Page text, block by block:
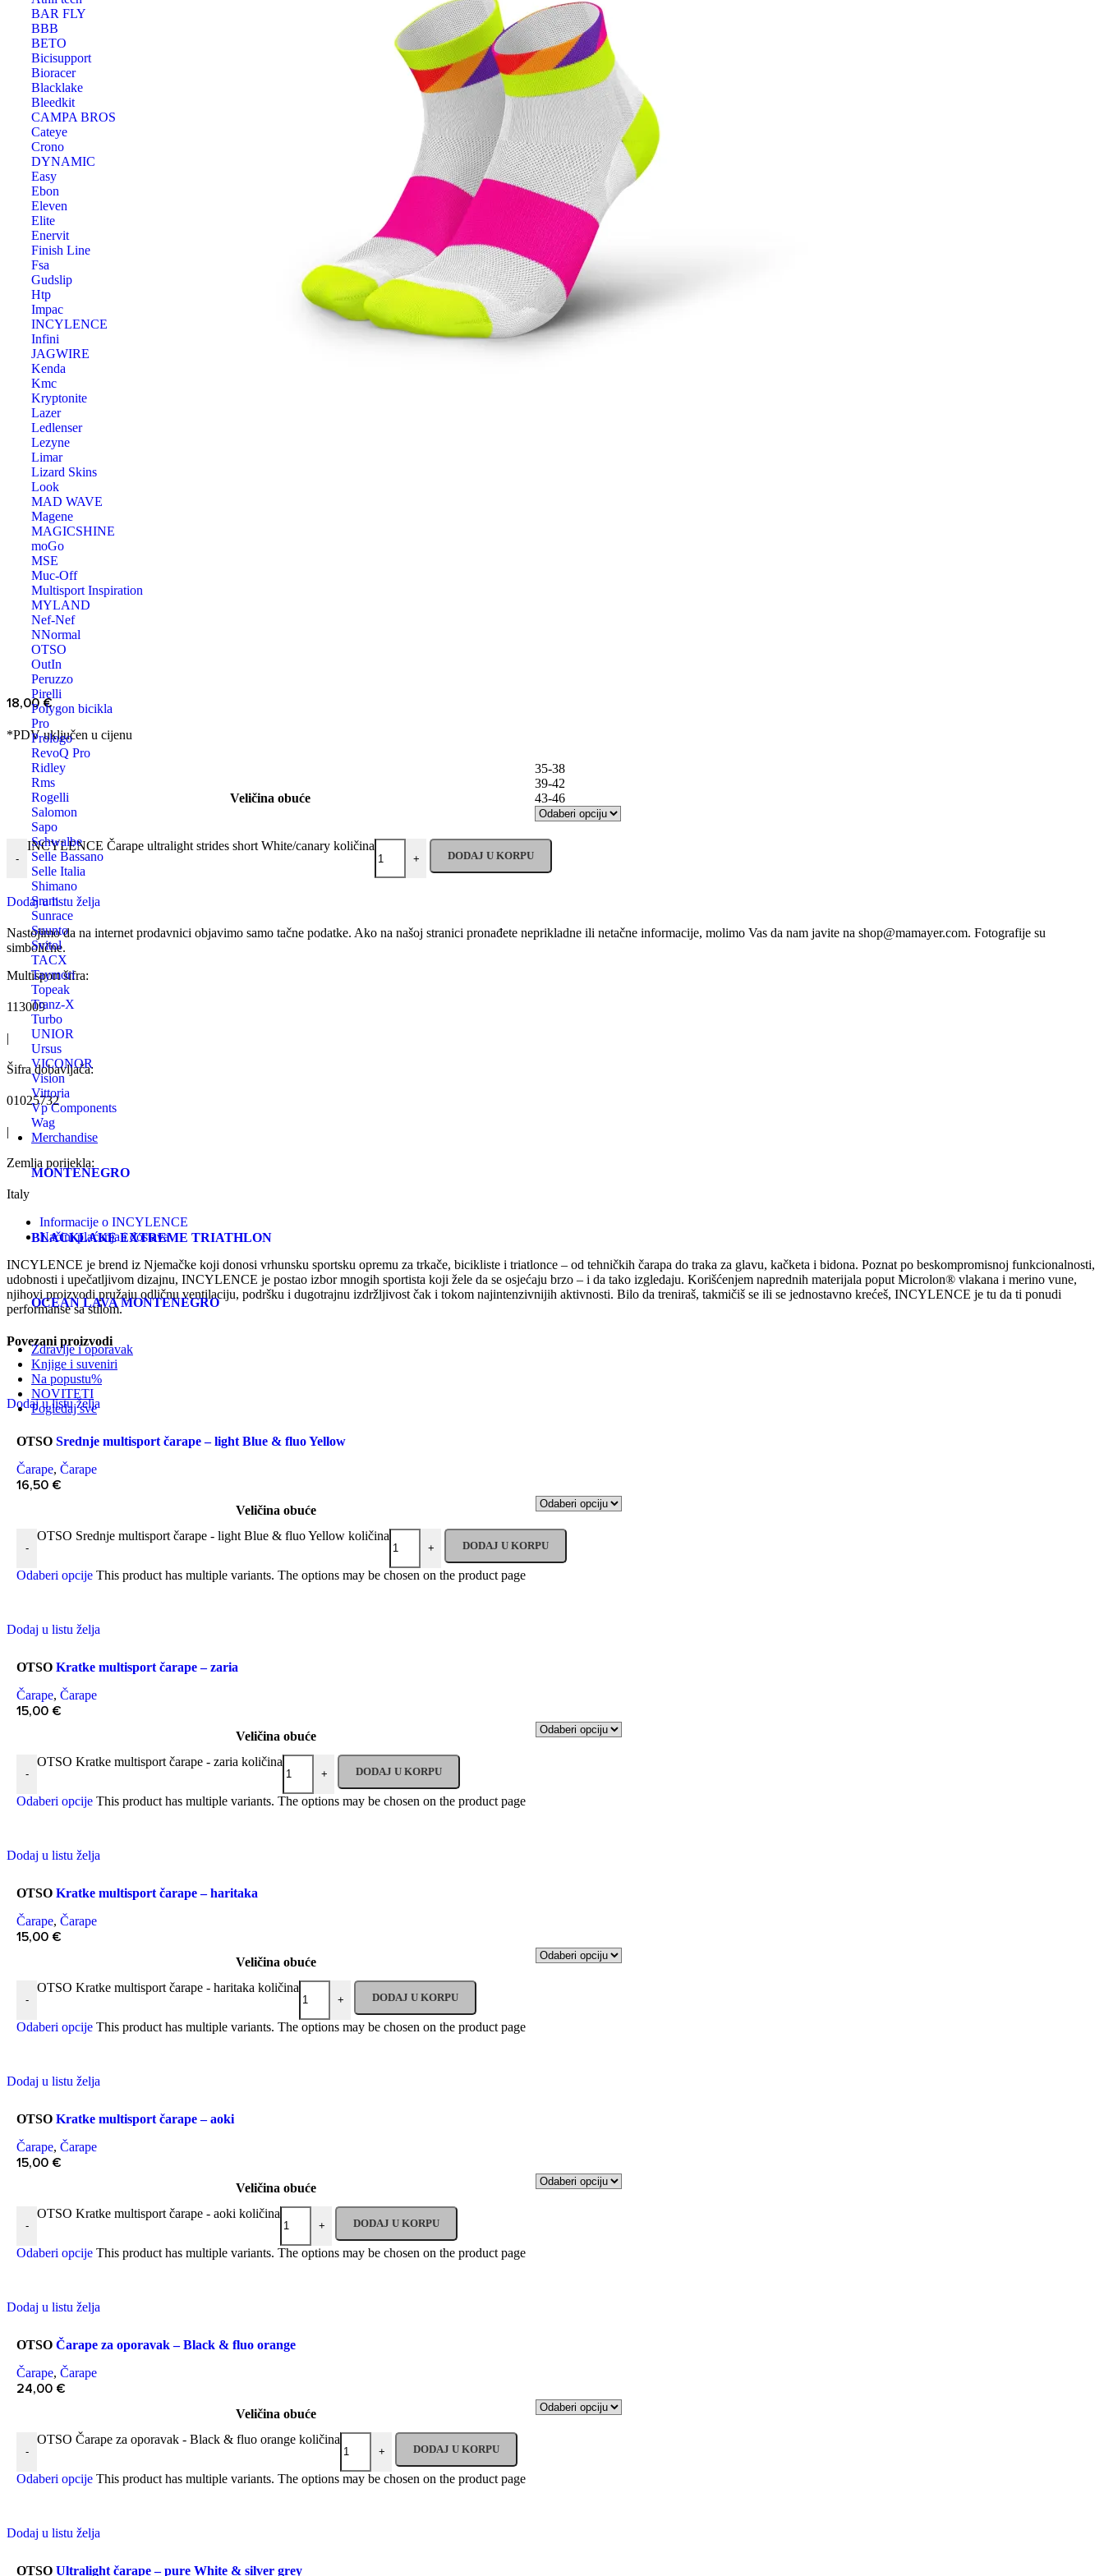
BAR FLY
BBB
BETO
Bicisupport
Bioracer
Blacklake
Bleedkit
CAMPA BROS
Cateye
Crono
DYNAMIC
Easy
Ebon
Eleven
Elite
Enervit
Finish Line
Fsa
Gudslip
Htp
Impac
INCYLENCE
Infini
JAGWIRE
Kenda
Kmc
Kryptonite
Lazer
Ledlenser
Lezyne
Limar
Lizard Skins
Look
MAD WAVE
Magene
MAGICSHINE
moGo
MSE
Muc-Off
Multisport Inspiration
MYLAND
Nef-Nef
NNormal
OTSO
OutIn
Peruzzo
Pirelli
Polygon bicikla
Pro
Prologo
RevoQ Pro
Ridley
Rms
Rogelli
Salomon
Sapo
Schwalbe
Selle Bassano
Selle Italia
Shimano
Sram
Sunrace
Suunto
Svitol
TACX
Taymori
Topeak
Tranz-X
Turbo
UNIOR
Ursus
VICONOR
Vision
Vittoria
Vp Components
Wag
Merchandise
MONTENEGRO
BLACKLAKE EXTREME TRIATHLON
OCEAN LAVA MONTENEGRO
Zdravlje i oporavak
Knjige i suveniri
Na popustu%
NOVITETI
Pogledaj sve
18,00€
*PDV uključen u cijenu
Veličina obuće
35-38
39-42
43-46
-
INCYLENCE Čarape ultralight strides short White/canary količina
+ DODAJ U KORPU
Dodaj u listu želja
Nastojimo da na internet prodavnici objavimo samo tačne podatke. Ako na našoj stranici pronađete neprikladne ili netačne informacije, molimo Vas da nam javite na shop@mamayer.com. Fotografije su
simbolične.
Multisport šifra:
113009
|
Šifra dobavljača:
01025732
|
Zemlja porijekla:
Italy
Informacije o INCYLENCE
Načini plaćanja i dostava
INCYLENCE je brend iz Njemačke koji donosi vrhunsku sportsku opremu za trkače, bicikliste i triatlonce – od tehničkih čarapa do traka za glavu, kačketa i bidona. Poznat po beskompromisnoj funkcionalnosti,
udobnosti i upečatljivom dizajnu, INCYLENCE je postao izbor mnogih sportista koji žele da se osjećaju brzo – i da tako izgledaju. Korišćenjem naprednih materijala poput Microlon® vlakana i merino vune,
njihovi proizvodi pružaju odličnu ventilaciju, podršku i dugotrajnu izdržljivost čak i tokom najintenzivnijih aktivnosti. Bilo da treniraš, takmičiš se ili se jednostavno krećeš, INCYLENCE je tu da ti ponudi
performanse sa stilom.
Povezani proizvodi
Dodaj u listu želja
OTSO Srednje multisport čarape – light Blue & fluo Yellow
Čarape, Čarape
16,50 €
Veličina obuće
-
OTSO Srednje multisport čarape - light Blue & fluo Yellow količina
+ DODAJ U KORPU
Odaberi opcije This product has multiple variants. The options may be chosen on the product page
Dodaj u listu želja
OTSO Kratke multisport čarape – zaria
Čarape, Čarape
15,00 €
Veličina obuće
-
OTSO Kratke multisport čarape - zaria količina
+ DODAJ U KORPU
Odaberi opcije This product has multiple variants. The options may be chosen on the product page
Dodaj u listu želja
OTSO Kratke multisport čarape – haritaka
Čarape, Čarape
15,00 €
Veličina obuće
-
OTSO Kratke multisport čarape - haritaka količina
+ DODAJ U KORPU
Odaberi opcije This product has multiple variants. The options may be chosen on the product page
Dodaj u listu želja
OTSO Kratke multisport čarape – aoki
Čarape, Čarape
15,00 €
Veličina obuće
-
OTSO Kratke multisport čarape - aoki količina
+ DODAJ U KORPU
Odaberi opcije This product has multiple variants. The options may be chosen on the product page
Dodaj u listu želja
OTSO Čarape za oporavak – Black & fluo orange
Čarape, Čarape
24,00 €
Veličina obuće
-
OTSO Čarape za oporavak - Black & fluo orange količina
+ DODAJ U KORPU
Odaberi opcije This product has multiple variants. The options may be chosen on the product page
Dodaj u listu želja
OTSO Ultralight čarape – pure White & silver grey